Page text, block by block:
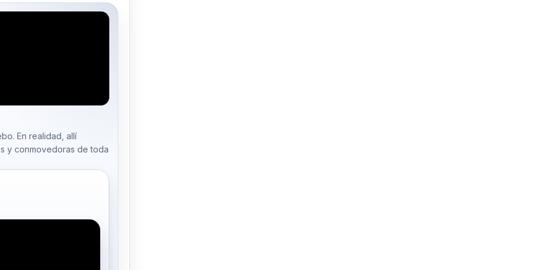
En realidad, allí
y conmovedoras de toda